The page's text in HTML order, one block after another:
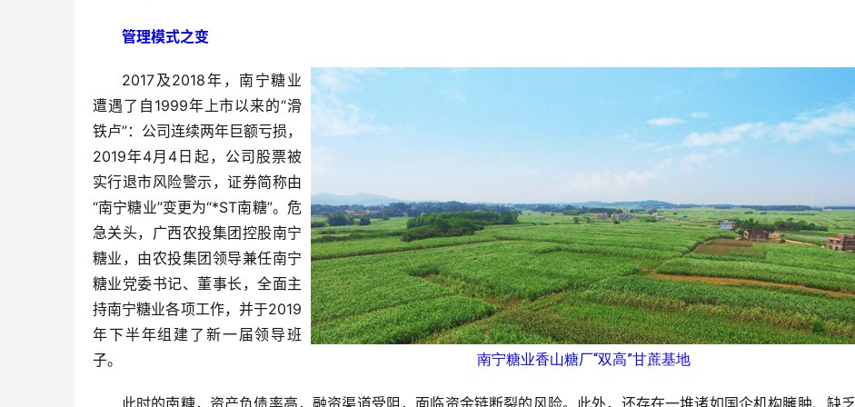
管理模式之变
南宁糖业香山糖厂“双高”甘蔗基地
2017及2018年，南宁糖业
遭遇了自1999年上市以来的“滑
铁卢”：公司连续两年巨额亏损，
2019年4月4日起，公司股票被
实行退市风险警示，证券简称由
“南宁糖业”变更为“*ST南糖”。危
急关头，广西农投集团控股南宁
糖业，由农投集团领导兼任南宁
糖业党委书记、董事长，全面主
持南宁糖业各项工作，并于2019
年下半年组建了新一届领导班
子。
此时的南糖，资产负债率高，融资渠道受阻，面临资金链断裂的风险。此外，还存在一堆诸如国企机构臃肿、缺乏